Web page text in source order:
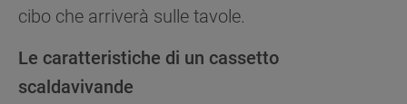
cibo che arriverà sulle tavole.
Le caratteristiche di un cassetto
scaldavivande
Per maggiori informazioni su come la Società
cookie consulta l’Informativa Privacy
scegli di chiudere il banner utilizzando il